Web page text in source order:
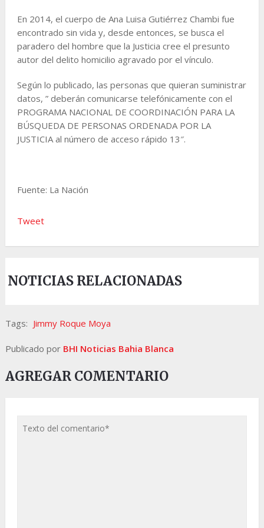
En 2014, el cuerpo de Ana Luisa Gutiérrez Chambi fue
encontrado sin vida y, desde entonces, se busca el
paradero del hombre que la Justicia cree el presunto
autor del delito homicilio agravado por el vínculo.
Según lo publicado, las personas que quieran suministrar
datos, ” deberán comunicarse telefónicamente con el
PROGRAMA NACIONAL DE COORDINACIÓN PARA LA
BÚSQUEDA DE PERSONAS ORDENADA POR LA
JUSTICIA al número de acceso rápido 13″.
Fuente: La Nación
Tweet
NOTICIAS RELACIONADAS
Tags: Jimmy Roque Moya
Publicado por BHI Noticias Bahia Blanca
AGREGAR COMENTARIO